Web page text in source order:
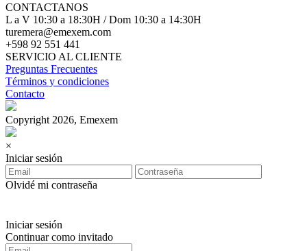
CONTACTANOS
L a V 10:30 a 18:30H / Dom 10:30 a 14:30H
turemera@emexem.com
+598 92 551 441
SERVICIO AL CLIENTE
Preguntas Frecuentes
Términos y condiciones
Contacto
Copyright 2026, Emexem
×
Iniciar sesión
Olvidé mi contraseña
Iniciar sesión
Continuar como invitado